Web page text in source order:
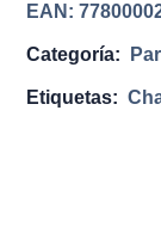
EAN:
Categoría:
Etiquetas: